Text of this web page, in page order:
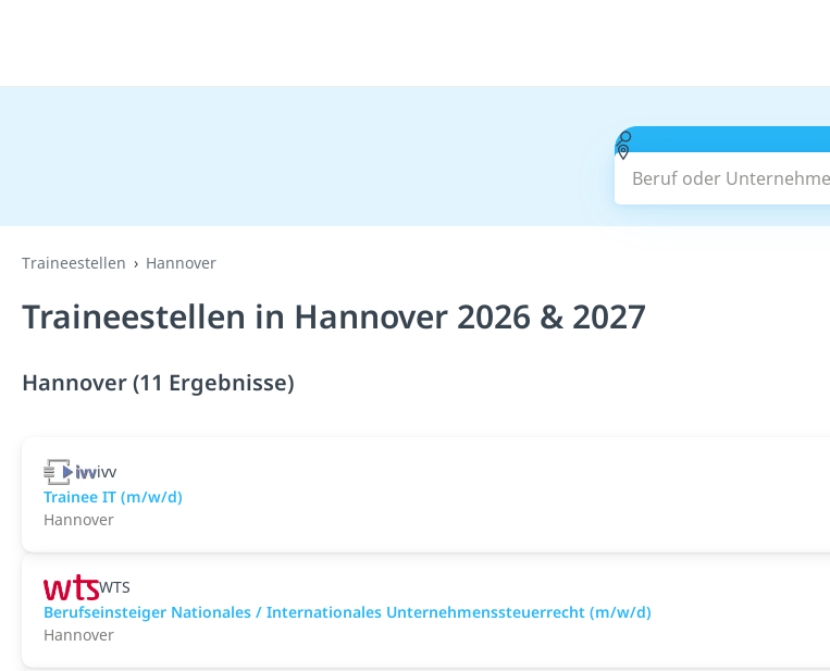
Beruf oder Unternehmen
Traineestellen Hannover
Traineestellen in Hannover 2026 & 2027
Hannover (11 Ergebnisse)
ivv
Trainee IT (m/w/d)
Hannover
WTS
Berufseinsteiger Nationales / Internationales Unternehmenssteuerrecht (m/w/d)
Hannover